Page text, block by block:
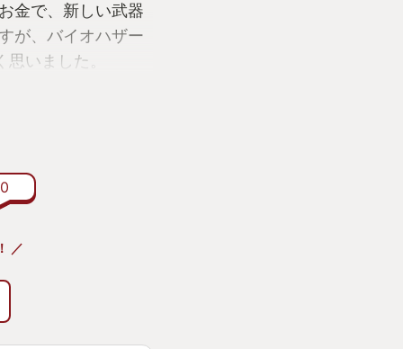
金で、新しい武器
が、バイオハザー
いました。
0
／